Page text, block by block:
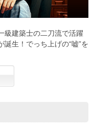
級建築士の二刀流で活躍
生！でっち上げの“嘘”を